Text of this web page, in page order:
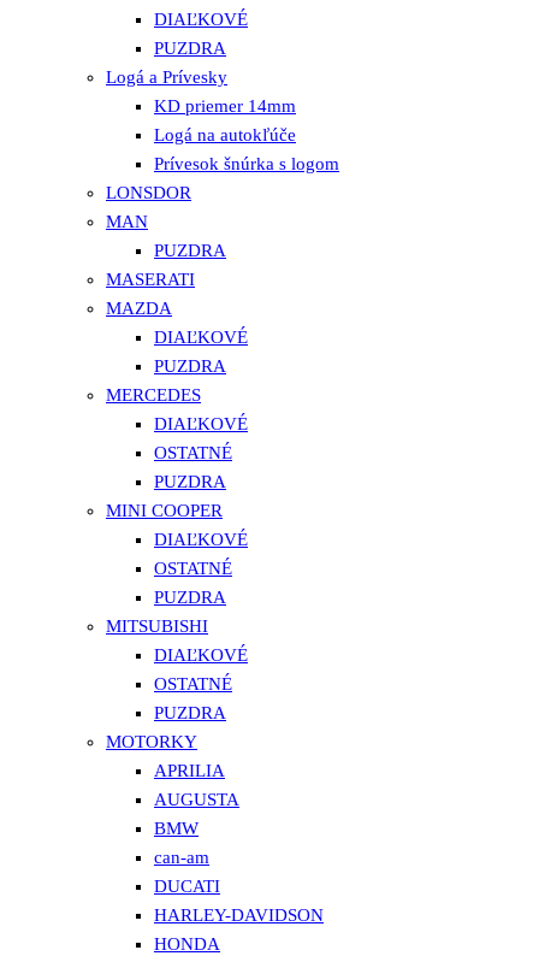
DIAĽKOVÉ
PUZDRA
Logá a Prívesky
KD priemer 14mm
Logá na autokľúče
Prívesok šnúrka s logom
LONSDOR
MAN
PUZDRA
MASERATI
MAZDA
DIAĽKOVÉ
PUZDRA
MERCEDES
DIAĽKOVÉ
OSTATNÉ
PUZDRA
MINI COOPER
DIAĽKOVÉ
OSTATNÉ
PUZDRA
MITSUBISHI
DIAĽKOVÉ
OSTATNÉ
PUZDRA
MOTORKY
APRILIA
AUGUSTA
BMW
can-am
DUCATI
HARLEY-DAVIDSON
HONDA